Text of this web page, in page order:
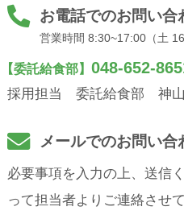
お電話でのお問い合
営業時間 8:30~17:00（土
【委託給食部】 048-652-
採用担当 委託給食部 神山
メールでのお問い合
必要事項を入力の上、送信
って担当者よりご連絡させ